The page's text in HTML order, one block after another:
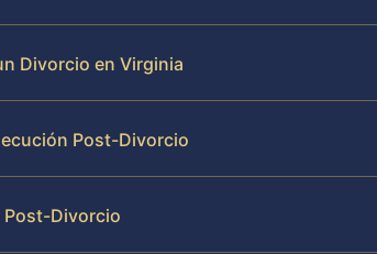
Divorcio en Virginia
Post-Divorcio
Post-Divorcio